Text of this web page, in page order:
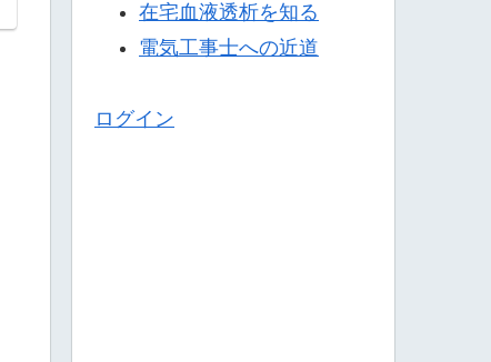
在宅血液透析を知る
電気工事士への近道
ログイン